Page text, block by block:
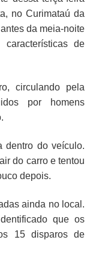
no Curimataú da
da meia-noite
de
circulando pela
por homens
dentro do veículo.
do carro e tentou
depois.
ainda no local.
que os
15 disparos de